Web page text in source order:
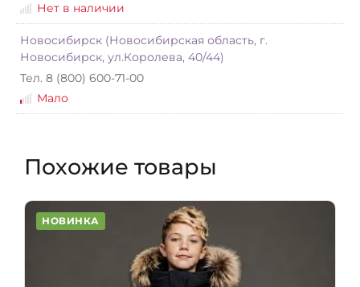
Нет в наличии
Новосибирск (Новосибирская область, г.
Новосибирск, ул.Королева, 40/44)
Тел. 8 (800) 600-71-00
Мало
Похожие товары
НОВИНКА